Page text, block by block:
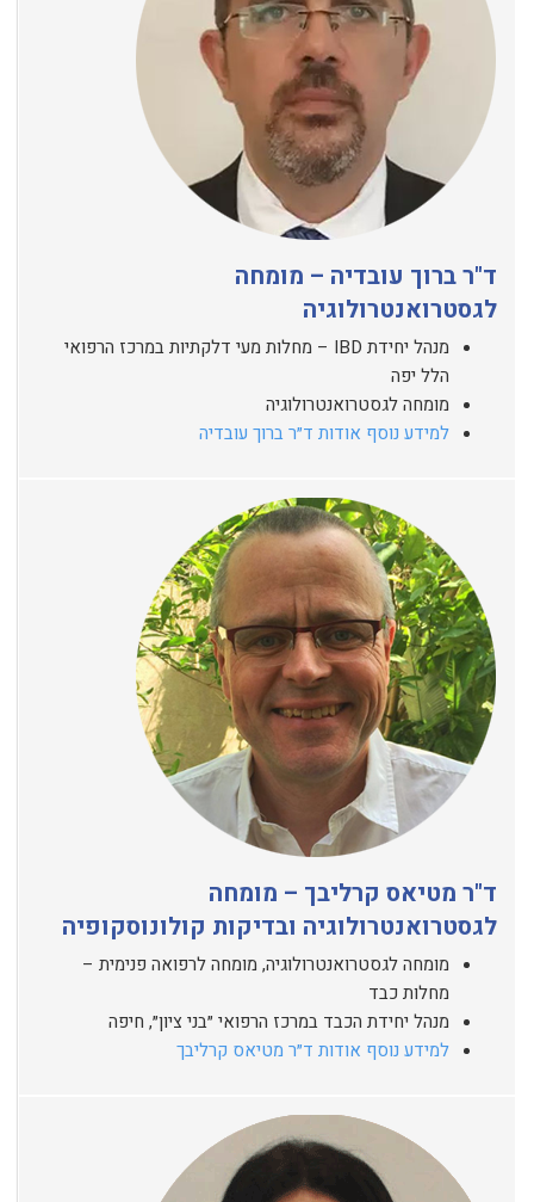
ד"ר ברוך עובדיה – מומחה
לגסטרואנטרולוגיה
מנהל יחידת IBD – מחלות מעי דלקתיות במרכז הרפואי
הלל יפה
מומחה לגסטרואנטרולוגיה
למידע נוסף אודות ד״ר ברוך עובדיה
ד"ר מטיאס קרליבך – מומחה
לגסטרואנטרולוגיה ובדיקות קולונוסקופיה
מומחה לגסטרואנטרולוגיה, מומחה לרפואה פנימית –
מחלות כבד
מנהל יחידת הכבד במרכז הרפואי ״בני ציון״, חיפה
למידע נוסף אודות ד״ר מטיאס קרליבך